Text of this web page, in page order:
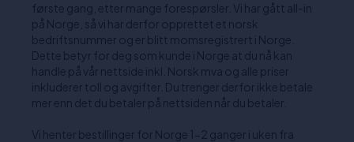
første gang, etter mange forespørsler. Vi har gått all-in
på Norge, så vi har derfor opprettet et norsk
bedriftsnummer og er blitt momsregistrert i Norge.
Dette betyr for deg som kunde i Norge at du nå kan
handle på vår nettside inkl. Norsk mva og alle priser
inkluderer toll og avgifter. Du trenger derfor ikke betale
mer enn det du betaler på nettsiden når du betaler.
Vi henter bestillinger for Norge 1-2 ganger i uken fra